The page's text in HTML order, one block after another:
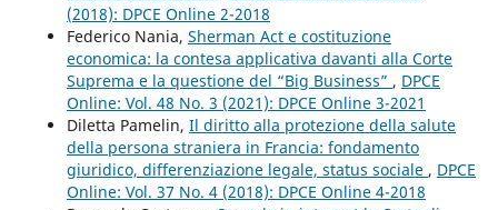
(2018): DPCE Online 2-2018
Federico Nania, Sherman Act e costituzione
economica: la contesa applicativa davanti alla Corte
Suprema e la questione del “Big Business” , DPCE
Online: Vol. 48 No. 3 (2021): DPCE Online 3-2021
Diletta Pamelin, Il diritto alla protezione della salute
della persona straniera in Francia: fondamento
giuridico, differenziazione legale, status sociale , DPCE
Online: Vol. 37 No. 4 (2018): DPCE Online 4-2018